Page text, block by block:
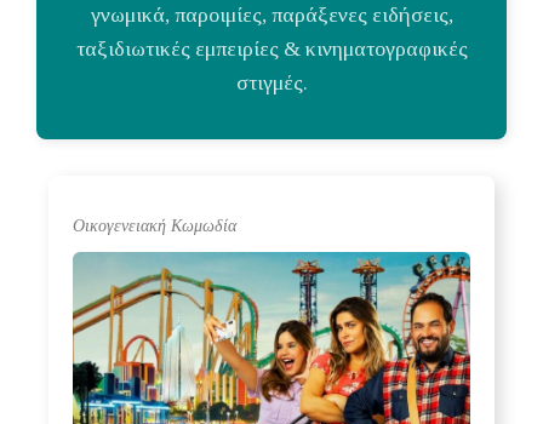
γνωμικά, παροιμίες, παράξενες ειδήσεις,
ταξιδιωτικές εμπειρίες & κινηματογραφικές
στιγμές.
Oικογενειακή Kωμωδία